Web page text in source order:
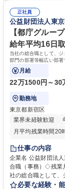
は部内のOJTを中
でも質問・相談でき
集職種 【森ビルG
リモート可
ます。定型業務に
務に挑戦できるため
きます。 残業少な
ち長期活躍できる
キャリアを築きたい
歴・資格 学歴：大
簿記検定1級 日商簿
正社員
公益財団法人東
【都庁グルー
給年平均16日
当社の総合職として、
部門の部署等幅広い部署
ております！ ※下記業務
月給
22万1500円～30
勤務地
東京都新宿区
業界未経験歓迎
月平均残業時間20
研修あり
退職金
駅近5分以内
資
仕事の内容
企業名 公益財団法人東京都道路
合職（事務）◇残業月平
社の総合職として、
等のフロント部門の
必要な経験・